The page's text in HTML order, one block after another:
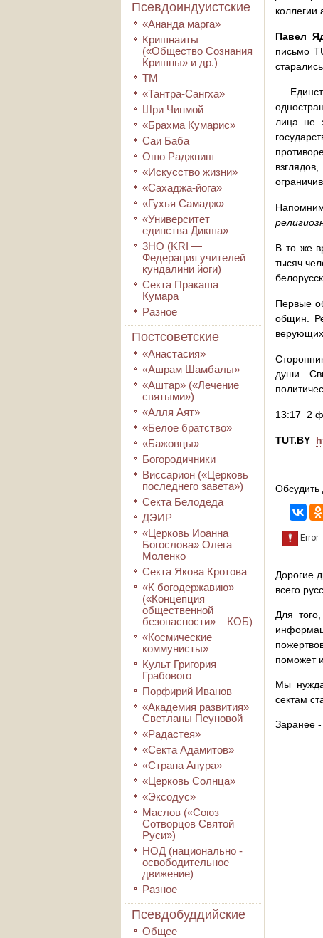
Псевдоиндуистские
«Ананда марга»
Кришнаиты
(«Общество Сознания
Кришны» и др.)
ТМ
«Тантра-Сангха»
Шри Чинмой
«Брахма Кумарис»
Саи Баба
Ошо Раджниш
«Искусство жизни»
«Сахаджа-йога»
«Гухья Самадж»
«Университет
единства Дикша»
3HO (KRI ―
Федерация учителей
кундалини йоги)
Секта Пракаша
Кумара
Разное
Постсоветские
«Анастасия»
«Ашрам Шамбалы»
«Аштар» («Лечение
святыми»)
«Алля Аят»
«Белое братство»
«Бажовцы»
Богородичники
Виссарион («Церковь
последнего завета»)
Секта Белодеда
ДЭИР
«Церковь Иоанна
Богослова» Олега
Моленко
Секта Якова Кротова
«К богодержавию»
(«Концепция
общественной
безопасности» – КОБ)
«Космические
коммунисты»
Культ Григория
Грабового
Порфирий Иванов
«Академия развития»
Светланы Пеуновой
«Радастея»
«Секта Адамитов»
«Страна Анура»
«Церковь Солнца»
«Эксодус»
Маслов («Союз
Сотворцов Святой
Руси»)
НОД (национально -
освободительное
движение)
Разное
Псевдобуддийские
Общее
коллегии
Павел
письмо
—
лица не
В то же
тысяч
Первые
общин.
верующих.
души.
13:17 2
TUT.BY
Дорогие
всего
Для
поможет
Мы
сектам
Заранее